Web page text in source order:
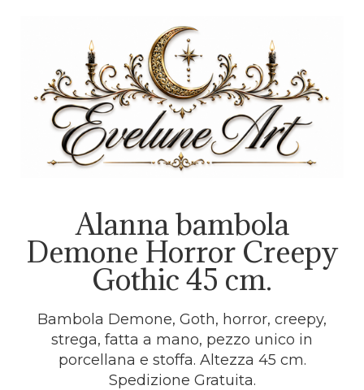
Alanna bambola
Demone Horror Creepy
Gothic 45 cm.
Bambola Demone, Goth, horror, creepy,
strega, fatta a mano, pezzo unico in
porcellana e stoffa. Altezza 45 cm.
Spedizione Gratuita.